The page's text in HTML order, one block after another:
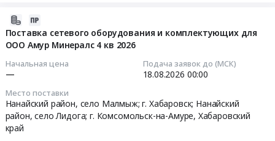
Поставка сетевого оборудования и комплектующих для
ООО Амур Минералс 4 кв 2026
Начальная цена
—
Подача заявок до (МСК)
18.08.2026 00:00
Место поставки
Нанайский район, село Малмыж; г. Хабаровск; Нанайский
район, село Лидога; г. Комсомольск-на-Амуре, Хабаровский
край